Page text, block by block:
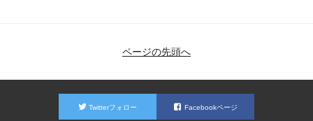
ページの先頭へ
Twitterフォロー Facebookページ